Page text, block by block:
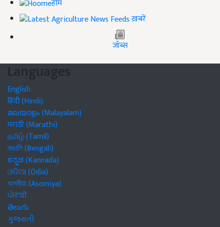
होम
ख़बरें
जॉब्स
Languages
English
हिंदी (Hindi)
മലയാളം (Malayalam)
मराठी (Marathi)
தமிழ் (Tamil)
বাঙালি (Bengali)
ಕನ್ನಡ (Kannada)
ଓଡିଆ (Odia)
অসমীয়া (Asomiya)
ਪੰਜਾਬੀ
తెలుగు
ગુજરાતી